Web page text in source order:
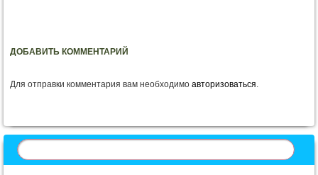
ДОБАВИТЬ КОММЕНТАРИЙ
Для отправки комментария вам необходимо авторизоваться.